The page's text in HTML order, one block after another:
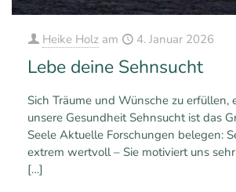
Heike Holz am 4. Januar 2026
Lebe deine Sehnsucht
Sich Träume und Wünsche zu erfüllen,
unsere Gesundheit Sehnsucht ist das
Seele Aktuelle Forschungen belegen:
extrem wertvoll – Sie motiviert uns
[…]